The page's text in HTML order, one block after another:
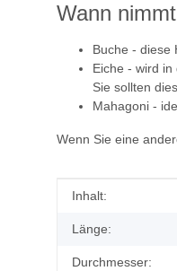
Wann
Buche - diese
Eiche - wird
Sie sollten
Mahagoni -
Wenn Sie eine
Wert
Inhalt:
Länge:
Durchmesser: